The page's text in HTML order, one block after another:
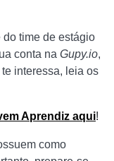
do time de estágio
conta na Gupy.io,
interessa, leia os
Aprendiz aqui!
como